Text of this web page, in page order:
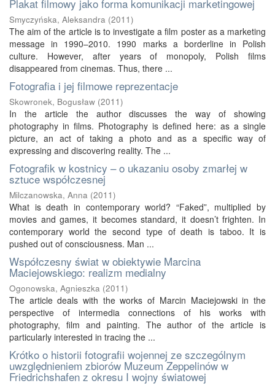
Plakat filmowy jako forma komunikacji marketingowej
Smyczyńska, Aleksandra (2011)
The aim of the article is to investigate a film poster as a marketing
message in 1990–2010. 1990 marks a borderline in Polish
culture. However, after years of monopoly, Polish films
disappeared from cinemas. Thus, there ...
Fotografia i jej filmowe reprezentacje
Skowronek, Bogusław (2011)
In the article the author discusses the way of showing
photography in films. Photography is defined here: as a single
picture, an act of taking a photo and as a specific way of
expressing and discovering reality. The ...
Fotografik w kostnicy – o ukazaniu osoby zmarłej w
sztuce współczesnej
Milczanowska, Anna (2011)
What is death in contemporary world? “Faked”, multiplied by
movies and games, it becomes standard, it doesn’t frighten. In
contemporary world the second type of death is taboo. It is
pushed out of consciousness. Man ...
Współczesny świat w obiektywie Marcina
Maciejowskiego: realizm medialny
Ogonowska, Agnieszka (2011)
The article deals with the works of Marcin Maciejowski in the
perspective of intermedia connections of his works with
photography, film and painting. The author of the article is
particularly interested in tracing the ...
Krótko o historii fotografii wojennej ze szczególnym
uwzględnieniem zbiorów Muzeum Zeppelinów w
Friedrichshafen z okresu I wojny światowej